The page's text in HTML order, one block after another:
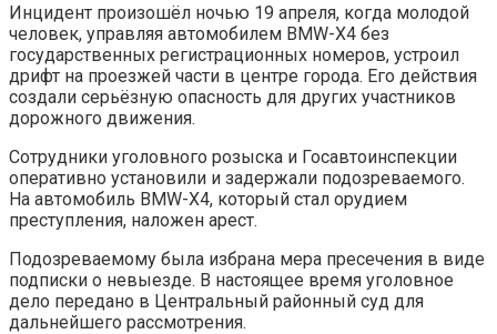
Инцидент произошёл ночью 19 апреля, когда молодой
человек, управляя автомобилем BMW-X4 без
государственных регистрационных номеров, устроил
дрифт на проезжей части в центре города. Его действия
создали серьёзную опасность для других участников
дорожного движения.
Сотрудники уголовного розыска и Госавтоинспекции
оперативно установили и задержали подозреваемого.
На автомобиль BMW-X4, который стал орудием
преступления, наложен арест.
Подозреваемому была избрана мера пресечения в виде
подписки о невыезде. В настоящее время уголовное
дело передано в Центральный районный суд для
дальнейшего рассмотрения.